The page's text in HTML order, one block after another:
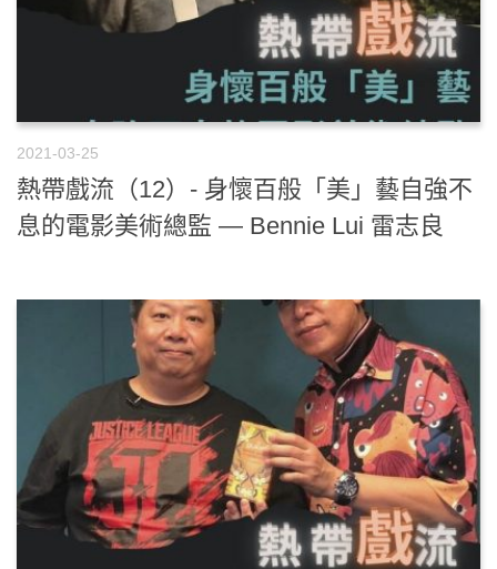
2021-03-25
熱帶戲流（12）- 身懷百般「美」藝自強不
息的電影美術總監 — Bennie Lui 雷志良